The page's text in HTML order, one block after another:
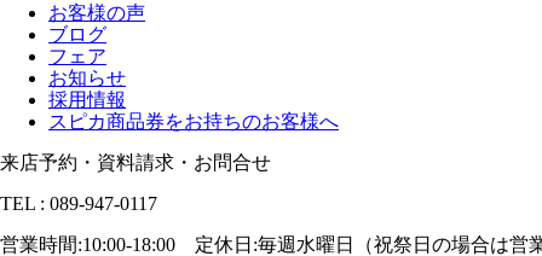
お客様の声
ブログ
フェア
お知らせ
採用情報
スピカ商品券をお持ちのお客様へ
来店予約・資料請求・お問合せ
TEL : 089-947-0117
営業時間:10:00-18:00 定休日:毎週水曜日（祝祭日の場合は営